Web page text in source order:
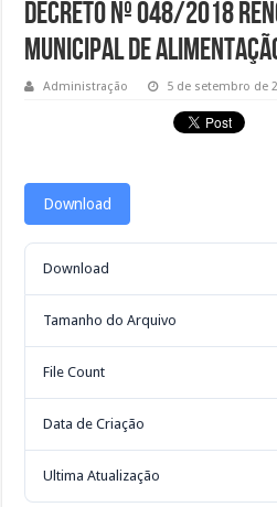
DECRETO Nº 048/2018
MUNICIPAL DE
Administração 5 de setembro de
Download
Download
Tamanho do Arquivo
File Count
Data de Criação
Ultima Atualização